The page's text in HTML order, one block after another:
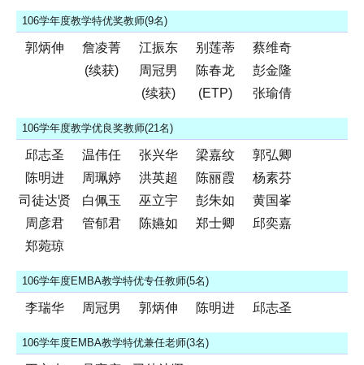
106学年度教学特优奖教师(9名)
郭炳伸
詹凌菁
(续获)
江振东 别莲蒂
蔡维奇
周冠男
(续获)
陈春龙
(ETP)
彭金隆
张瑜倩
106学年度教学优良奖教师(21名)
邱志圣 温伟任 张兴华 梁嘉纹
郭弘卿
陈明进
周珮婷 洪英超 陈丽霞
杨素芬
司徒达贤
白佩玉 巫立宇 彭朱如
黄国峯
周彦君
管郁君 陈嬿如 郑士卿
邱奕嘉
郑菀琼
106学年度EMBA教学特优专任教师(5名)
李瑞华 周冠男 郭炳伸 陈明进 邱志圣
106学年度EMBA教学特优兼任老师(3名)